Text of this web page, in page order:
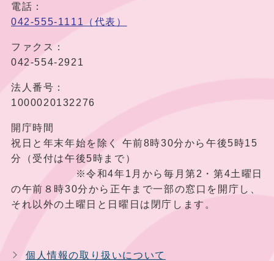
電話：
042-555-1111（代表）
ファクス：
042-554-2921
法人番号：
1000020132276
開庁時間
祝日と年末年始を除く 午前8時30分から午後5時15
分（受付は午後5時まで）
※令和4年1月から毎月第2・第4土曜日
の午前８時30分から正午まで一部の窓口を開庁し、
それ以外の土曜日と日曜日は閉庁します。
個人情報の取り扱いについて